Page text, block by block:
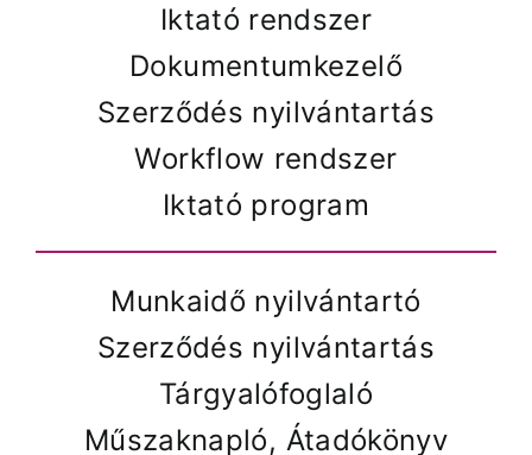
Iktató rendszer
Dokumentumkezelő
Szerződés nyilvántartás
Workflow rendszer
Iktató program
Munkaidő nyilvántartó
Szerződés nyilvántartás
Tárgyalófoglaló
Műszaknapló, Átadókönyv